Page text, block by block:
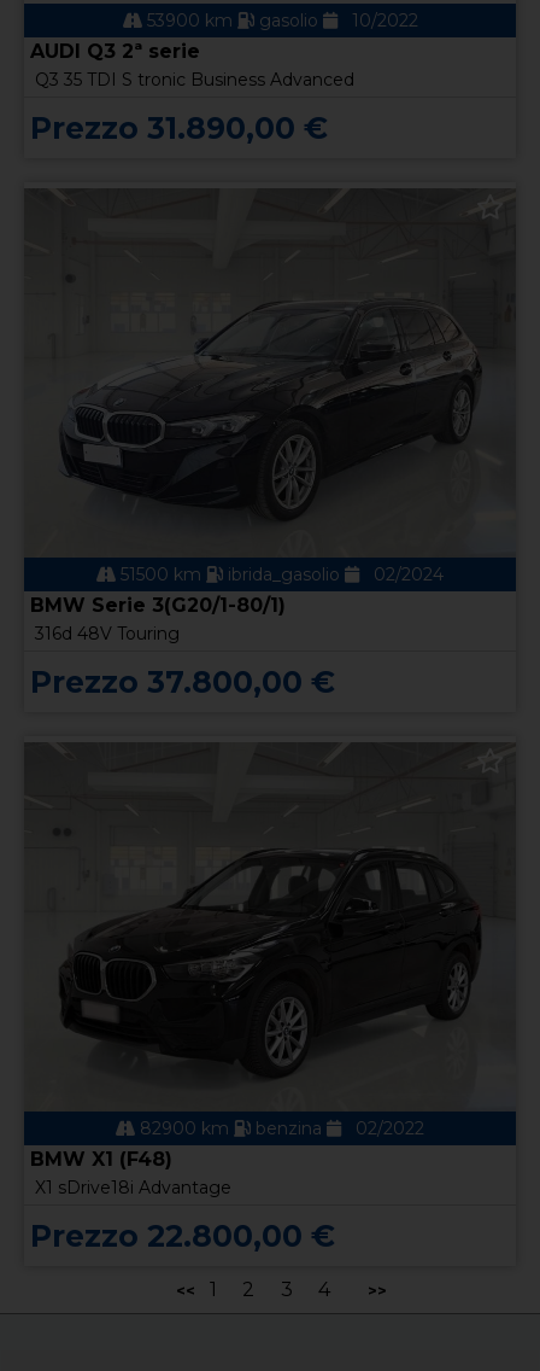
53900 km gasolio 10/2022
AUDI Q3 2ª serie
Q3 35 TDI S tronic Business Advanced
Prezzo 31.890,00 €
51500 km ibrida_gasolio 02/2024
BMW Serie 3(G20/1-80/1)
316d 48V Touring
Prezzo 37.800,00 €
82900 km benzina 02/2022
BMW X1 (F48)
X1 sDrive18i Advantage
Prezzo 22.800,00 €
<< 1 2 3 4 >>